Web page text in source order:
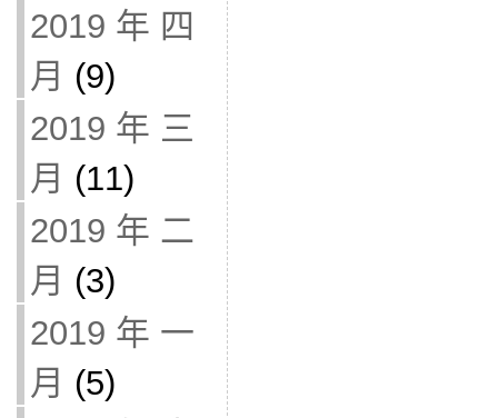
2019 年 四
月 (9)
2019 年 三
月 (11)
2019 年 二
月 (3)
2019 年 一
月 (5)